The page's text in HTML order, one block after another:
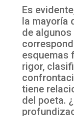
Es
la mayoría
de
esquemas
rigor,
tiene
del poeta.